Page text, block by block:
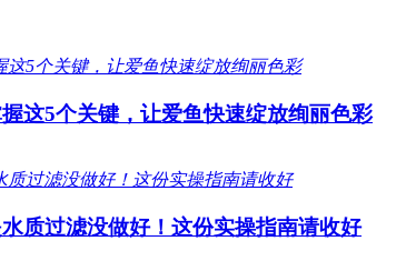
这5个关键，让爱鱼快速绽放绚丽色彩
质过滤没做好！这份实操指南请收好